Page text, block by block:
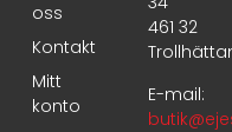
oss
Kontakt
Mitt
konto
461 32
E-mail: